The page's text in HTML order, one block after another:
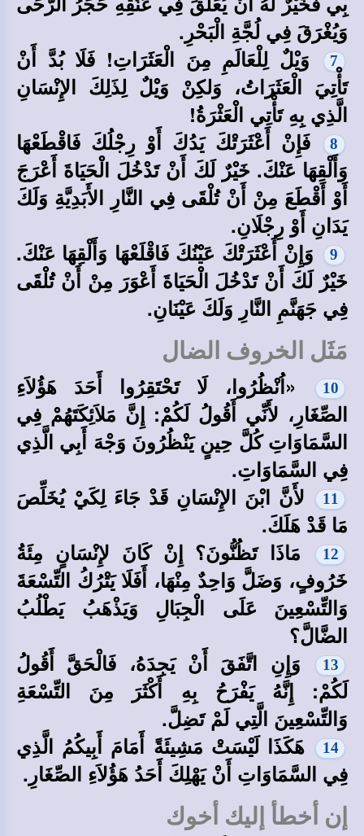
وَيُغْرَقَ فِي لُجَّةِ الْبَحْرِ.
7
وَيْلٌ لِلْعَالَمِ مِنَ الْعَثَرَاتِ! فَلَا بُدَّ أَنْ
تَأْتِيَ الْعَثَرَاتُ، وَلكِنْ وَيْلٌ لِذَلِكَ الإِنْسَانِ
الَّذِي بِهِ تَأْتِي الْعَثْرَةُ!
8
فَإِنْ أَعْثَرَتْكَ يَدُكَ أَوْ رِجْلُكَ فَاقْطَعْهَا
وَأَلْقِهَا عَنْكَ. خَيْرٌ لَكَ أَنْ تَدْخُلَ الْحَيَاةَ أَعْرَجَ
أَوْ أَقْطَعَ مِنْ أَنْ تُلْقَى فِي النَّارِ الأَبَدِيَّةِ وَلَكَ
يَدَانِ أَوْ رِجْلَانِ.
9
وَإِنْ أَعْثَرَتْكَ عَيْنُكَ فَاقْلَعْهَا وَأَلْقِهَا عَنْكَ.
خَيْرٌ لَكَ أَنْ تَدْخُلَ الْحَيَاةَ أَعْوَرَ مِنْ أَنْ تُلْقَى
فِي جَهَنَّمِ النَّارِ وَلَكَ عَيْنَانِ.
مَثَل الخروف الضال
10
«اُنْظُرُوا، لَا تَحْتَقِرُوا أَحَدَ هَؤُلاَءِ
الصِّغَارِ، لأَنِّي أَقُولُ لَكُمْ: إِنَّ مَلاَئِكَتَهُمْ فِي
السَّمَاوَاتِ كُلَّ حِينٍ يَنْظُرُونَ وَجْهَ أَبِي الَّذِي
فِي السَّمَاوَاتِ.
11
لأَنَّ ابْنَ الإِنْسَانِ قَدْ جَاءَ لِكَيْ يُخَلِّصَ
مَا قَدْ هَلَكَ.
12
مَاذَا تَظُنُّونَ؟ إِنْ كَانَ لإِنْسَانٍ مِئَةُ
خَرُوفٍ، وَضَلَّ وَاحِدٌ مِنْهَا، أَفَلَا يَتْرُكُ التِّسْعَةَ
وَالتِّسْعِينَ عَلَى الْجِبَالِ وَيَذْهَبُ يَطْلُبُ
الضَّالَّ؟
13
وَإِنِ اتَّفَقَ أَنْ يَجِدَهُ، فَالْحَقَّ أَقُولُ
لَكُمْ: إِنَّهُ يَفْرَحُ بِهِ أَكْثَرَ مِنَ التِّسْعَةِ
وَالتِّسْعِينَ الَّتِي لَمْ تَضِلَّ.
14
هَكَذَا لَيْسَتْ مَشِيئَةً أَمَامَ أَبِيكُمُ الَّذِي
فِي السَّمَاوَاتِ أَنْ يَهْلِكَ أَحَدُ هَؤُلاَءِ الصِّغَارِ.
إن أخطأ إليك أخوك